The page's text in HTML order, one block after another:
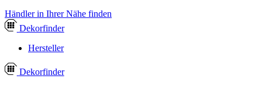
Händler in Ihrer Nähe finden
Dekorfinder
Hersteller
Dekorfinder